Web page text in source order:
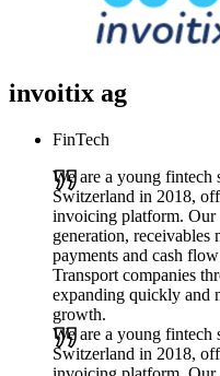
invoitix ag
FinTech
We are a young fintech
Switzerland in 2018,
invoicing platform. Our
generation, receivables
payments and cash
Transport companies
expanding quickly and
growth.
We are a young fintech
Switzerland in 2018,